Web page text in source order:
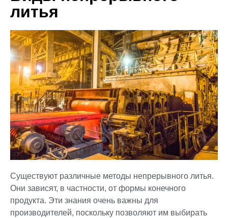
литья
Существуют различные методы непрерывного литья.
Они зависят, в частности, от формы конечного
продукта. Эти знания очень важны для
производителей, поскольку позволяют им выбирать